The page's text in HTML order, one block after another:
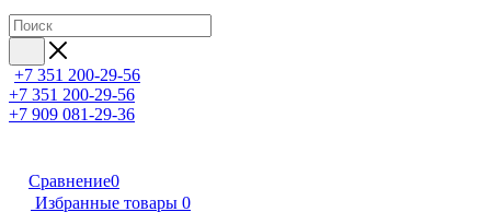
+7 351 200-29-56
+7 351 200-29-56
+7 909 081-29-36
Сравнение0
Избранные товары 0